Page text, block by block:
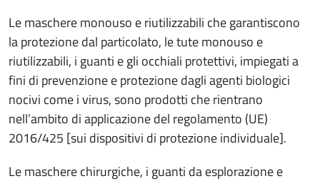
Le maschere monouso e riutilizzabili che garantiscono
la protezione dal particolato, le tute monouso e
riutilizzabili, i guanti e gli occhiali protettivi, impiegati a
fini di prevenzione e protezione dagli agenti biologici
nocivi come i virus, sono prodotti che rientrano
nell’ambito di applicazione del regolamento (UE)
2016/425 [sui dispositivi di protezione individuale].
Le maschere chirurgiche, i guanti da esplorazione e